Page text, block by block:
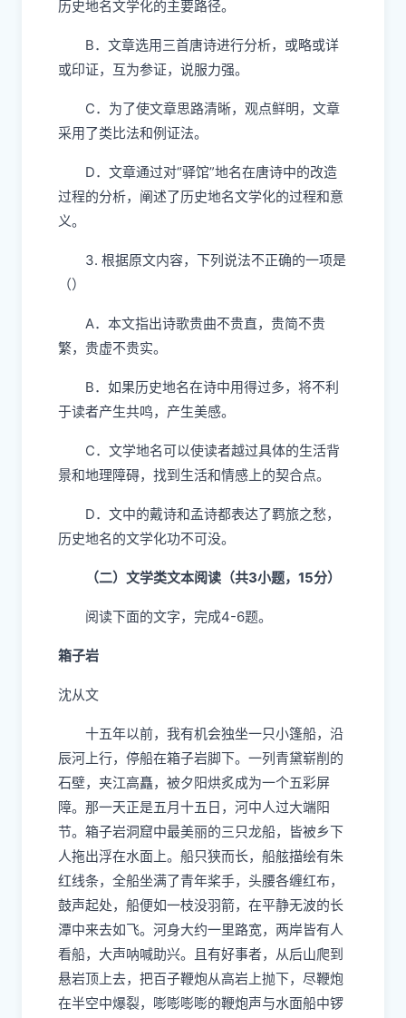
历史地名文学化的主要路径。
B．文章选用三首唐诗进行分析，或略或详
或印证，互为参证，说服力强。
C．为了使文章思路清晰，观点鲜明，文章
采用了类比法和例证法。
D．文章通过对“驿馆”地名在唐诗中的改造
过程的分析，阐述了历史地名文学化的过程和意
义。
3. 根据原文内容，下列说法不正确的一项是
（）
A．本文指出诗歌贵曲不贵直，贵简不贵
繁，贵虚不贵实。
B．如果历史地名在诗中用得过多，将不利
于读者产生共鸣，产生美感。
C．文学地名可以使读者越过具体的生活背
景和地理障碍，找到生活和情感上的契合点。
D．文中的戴诗和孟诗都表达了羁旅之愁，
历史地名的文学化功不可没。
（二）文学类文本阅读（共3小题，15分）
阅读下面的文字，完成4-6题。
箱子岩
沈从文
十五年以前，我有机会独坐一只小篷船，沿
辰河上行，停船在箱子岩脚下。一列青黛崭削的
石壁，夹江高矗，被夕阳烘炙成为一个五彩屏
障。那一天正是五月十五日，河中人过大端阳
节。箱子岩洞窟中最美丽的三只龙船，皆被乡下
人拖出浮在水面上。船只狭而长，船舷描绘有朱
红线条，全船坐满了青年桨手，头腰各缠红布，
鼓声起处，船便如一枝没羽箭，在平静无波的长
潭中来去如飞。河身大约一里路宽，两岸皆有人
看船，大声呐喊助兴。且有好事者，从后山爬到
悬岩顶上去，把百子鞭炮从高岩上抛下，尽鞭炮
在半空中爆裂，嘭嘭嘭嘭的鞭炮声与水面船中锣